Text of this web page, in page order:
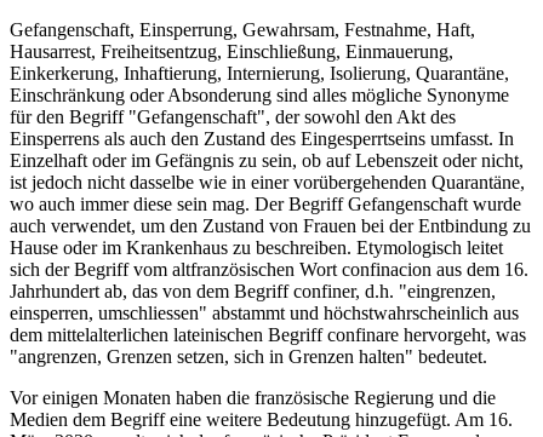
Gefangenschaft, Einsperrung, Gewahrsam, Festnahme, Haft,
Hausarrest, Freiheitsentzug, Einschließung, Einmauerung,
Einkerkerung, Inhaftierung, Internierung, Isolierung, Quarantäne,
Einschränkung oder Absonderung sind alles mögliche Synonyme
für den Begriff "Gefangenschaft", der sowohl den Akt des
Einsperrens als auch den Zustand des Eingesperrtseins umfasst. In
Einzelhaft oder im Gefängnis zu sein, ob auf Lebenszeit oder nicht,
ist jedoch nicht dasselbe wie in einer vorübergehenden Quarantäne,
wo auch immer diese sein mag. Der Begriff Gefangenschaft wurde
auch verwendet, um den Zustand von Frauen bei der Entbindung zu
Hause oder im Krankenhaus zu beschreiben. Etymologisch leitet
sich der Begriff vom altfranzösischen Wort confinacion aus dem 16.
Jahrhundert ab, das von dem Begriff confiner, d.h. "eingrenzen,
einsperren, umschliessen" abstammt und höchstwahrscheinlich aus
dem mittelalterlichen lateinischen Begriff confinare hervorgeht, was
"angrenzen, Grenzen setzen, sich in Grenzen halten" bedeutet.
Vor einigen Monaten haben die französische Regierung und die
Medien dem Begriff eine weitere Bedeutung hinzugefügt. Am 16.